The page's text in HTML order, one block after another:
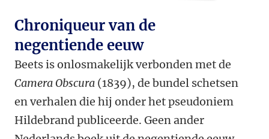
Chroniqueur van de
negentiende eeuw
Beets is onlosmakelijk verbonden met de
Camera Obscura (1839), de bundel schetsen
en verhalen die hij onder het pseudoniem
Hildebrand publiceerde. Geen ander